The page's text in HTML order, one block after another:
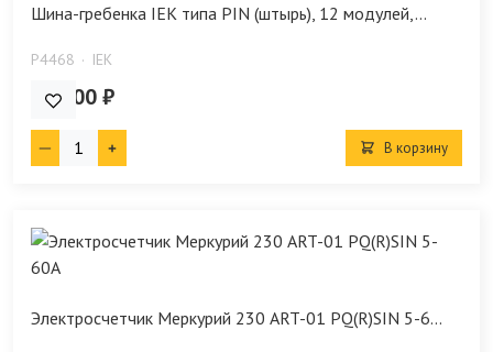
Шина-гребенка IEK типа PIN (штырь), 12 модулей,...
P4468 IEK
380.00 ₽
В корзину
Электросчетчик Меркурий 230 ART-01 PQ(R)SIN 5-6...